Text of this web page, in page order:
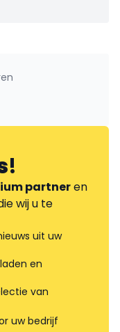
!
partneren
wij u te
uit uw
en
van
uw bedrijf